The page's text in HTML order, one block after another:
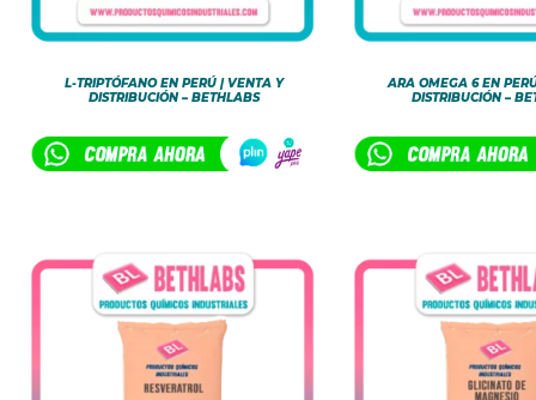
L-TRIPTÓFANO EN PERÚ | VENTA Y
DISTRIBUCIÓN – BETHLABS
ARA OMEGA 6 EN
DISTRIBUCIÓN –